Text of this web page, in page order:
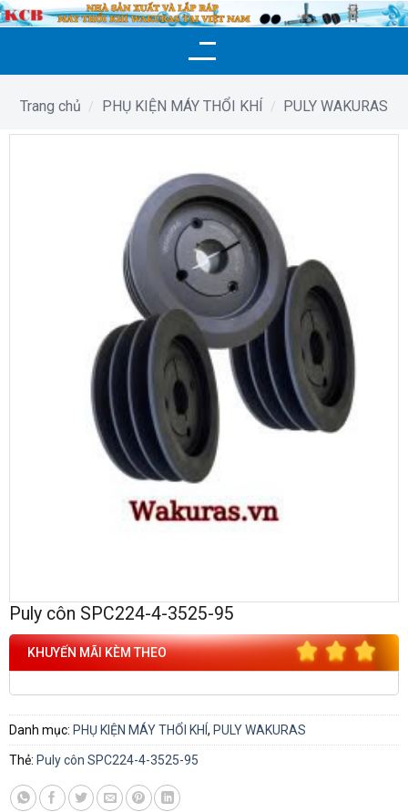
Skip
to
Trang chủ / PHỤ KIỆN MÁY THỔI KHÍ / PULY WAKURAS
Puly côn SPC224-4-3525-95
KHUYẾN MÃI KÈM THEO
Danh mục: PHỤ KIỆN MÁY THỔI KHÍ , PULY WAKURAS
Thẻ: Puly côn SPC224-4-3525-95